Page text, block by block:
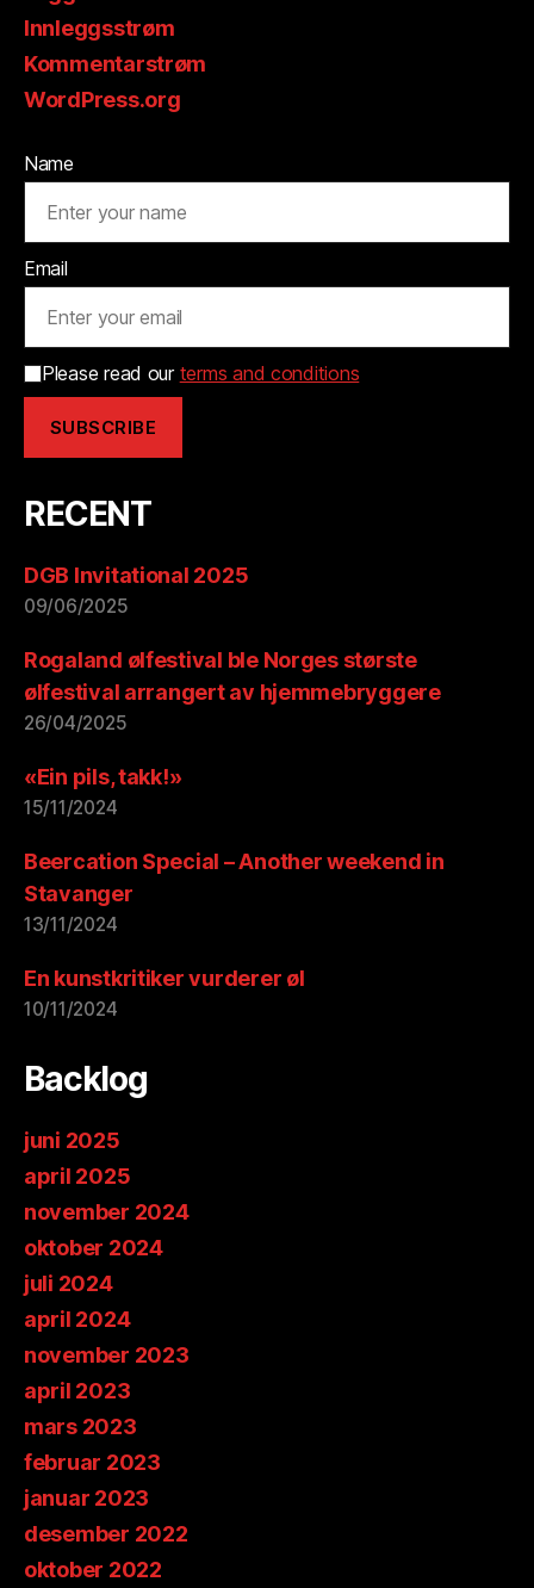
Innleggsstrøm
Kommentarstrøm
WordPress.org
Name
Email
Please read our terms and conditions
RECENT
DGB Invitational 2025
09/06/2025
Rogaland ølfestival ble Norges største
ølfestival arrangert av hjemmebryggere
26/04/2025
«Ein pils, takk!»
15/11/2024
Beercation Special – Another weekend in
Stavanger
13/11/2024
En kunstkritiker vurderer øl
10/11/2024
Backlog
juni 2025
april 2025
november 2024
oktober 2024
juli 2024
april 2024
november 2023
april 2023
mars 2023
februar 2023
januar 2023
desember 2022
oktober 2022